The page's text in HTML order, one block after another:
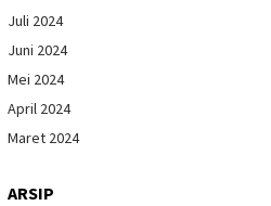
Juli 2024
Juni 2024
Mei 2024
April 2024
Maret 2024
ARSIP